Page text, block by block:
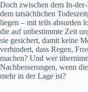
Doch zwischen dem In-
dem tatsächlichen
liegen – mit teils absurden
die auf unbestimmte Zeit
sie gesichert, damit keine
verhindert, dass Regen,
machen? Und wer
Nachbesserungen, wenn
mehr in der Lage ist?